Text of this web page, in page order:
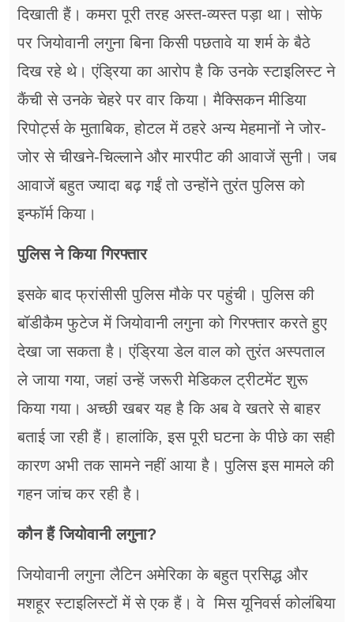
दिखाती हैं। कमरा पूरी तरह अस्त-व्यस्त पड़ा था। सोफे
पर जियोवानी लगुना बिना किसी पछतावे या शर्म के बैठे
दिख रहे थे। एंड्रिया का आरोप है कि उनके स्टाइलिस्ट ने
कैंची से उनके चेहरे पर वार किया। मैक्सिकन मीडिया
रिपोर्ट्स के मुताबिक, होटल में ठहरे अन्य मेहमानों ने जोर-
जोर से चीखने-चिल्लाने और मारपीट की आवाजें सुनी। जब
आवाजें बहुत ज्यादा बढ़ गईं तो उन्होंने तुरंत पुलिस को
इन्फॉर्म किया।
पुलिस ने किया गिरफ्तार
इसके बाद फ्रांसीसी पुलिस मौके पर पहुंची। पुलिस की
बॉडीकैम फुटेज में जियोवानी लगुना को गिरफ्तार करते हुए
देखा जा सकता है। एंड्रिया डेल वाल को तुरंत अस्पताल
ले जाया गया, जहां उन्हें जरूरी मेडिकल ट्रीटमेंट शुरू
किया गया। अच्छी खबर यह है कि अब वे खतरे से बाहर
बताई जा रही हैं। हालांकि, इस पूरी घटना के पीछे का सही
कारण अभी तक सामने नहीं आया है। पुलिस इस मामले की
गहन जांच कर रही है।
कौन हैं जियोवानी लगुना?
जियोवानी लगुना लैटिन अमेरिका के बहुत प्रसिद्ध और
मशहूर स्टाइलिस्टों में से एक हैं। वे मिस यूनिवर्स कोलंबिया